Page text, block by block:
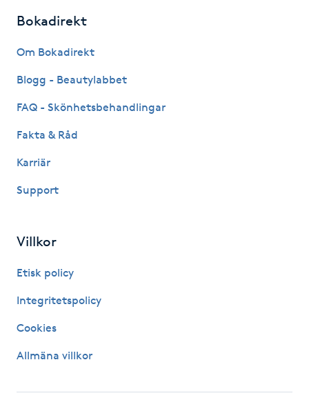
Nagelsvamp
Nageltrång
Naglar borttagning
Naglar reparation
Navelpiercing
Ny frisyr
Bokadirekt
Om Bokadirekt
Blogg - Beautylabbet
FAQ - Skönhetsbehandlingar
Fakta & Råd
Karriär
Support
Villkor
Etisk policy
Integritetspolicy
Cookies
Allmäna villkor